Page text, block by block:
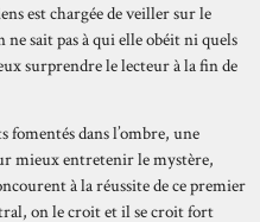
est chargée de veiller sur le
ne sait pas à qui elle obéit ni quels
surprendre le lecteur à la fin de
fomentés dans l’ombre, une
mieux entretenir le mystère,
à la réussite de ce premier
on le croit et il se croit fort